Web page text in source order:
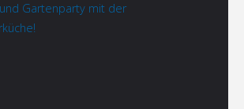
Gartenparty mit der